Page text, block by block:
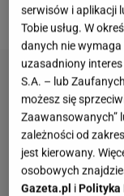
opcja, która
serwisów i aplikacji
Tobie usług. W
danych nie
uzasadniony
S.A. – lub
możesz się
Zaawansowanych”
zależności od
jest kierowany.
osobowych
Gazeta.pl iPolityka